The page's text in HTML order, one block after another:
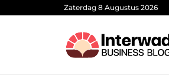
Zaterdag 8 Augustus 2026